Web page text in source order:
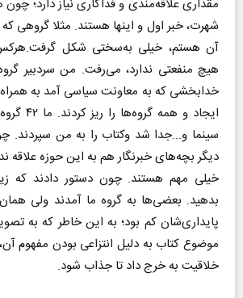
مقداری علاقه‌مندی و فداکاری نیاز دارد؛ چون
شهرت، خبر اول و اینها هستند. مثلا گروهی که
آن هستم، خیلی به‌سختی شکل
هیچ منفعتی ندارد، می‌رفت. من سردبیر
خدابخشی که به معاونت سیاسی آمد به
ایجاد و
سینما و...جدا شد وکتاب را به من
دیگر بچه‌های خبرنگار هم به این حوزه علاقه
خیلی مهم هستند. چون دستور دادند که
بدهید. بعضی‌ها به گروه ما آمدند ولی
پایداری‌شان کم بود؛ به این خاطر که به
موضوع کتاب به دلیل انتزاعی بودن مفهوم
خلاقیت به خرج داد تا جذاب شود.